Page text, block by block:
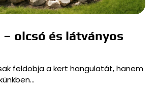
olcsó és látványos
feldobja a kert hangulatát, hanem